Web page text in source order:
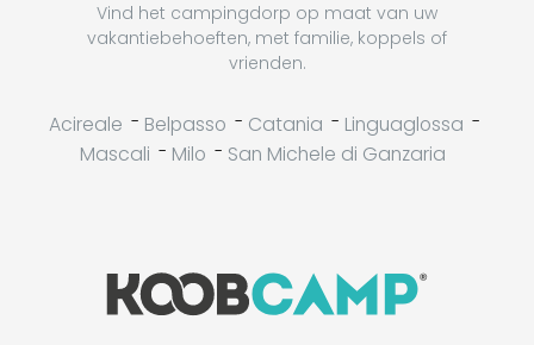
Vind het campingdorp op maat van uw
vakantiebehoeften, met familie, koppels of
vrienden.
Acireale - Belpasso - Catania - Linguaglossa -
Mascali - Milo - San Michele di Ganzaria